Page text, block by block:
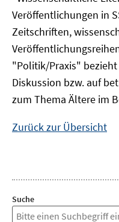
Veröffentlichungen in
Zeitschriften,
"Politik/Praxis"
Diskussion bzw. auf
zum Thema Ältere im
Zurück zur Übersicht
Suche